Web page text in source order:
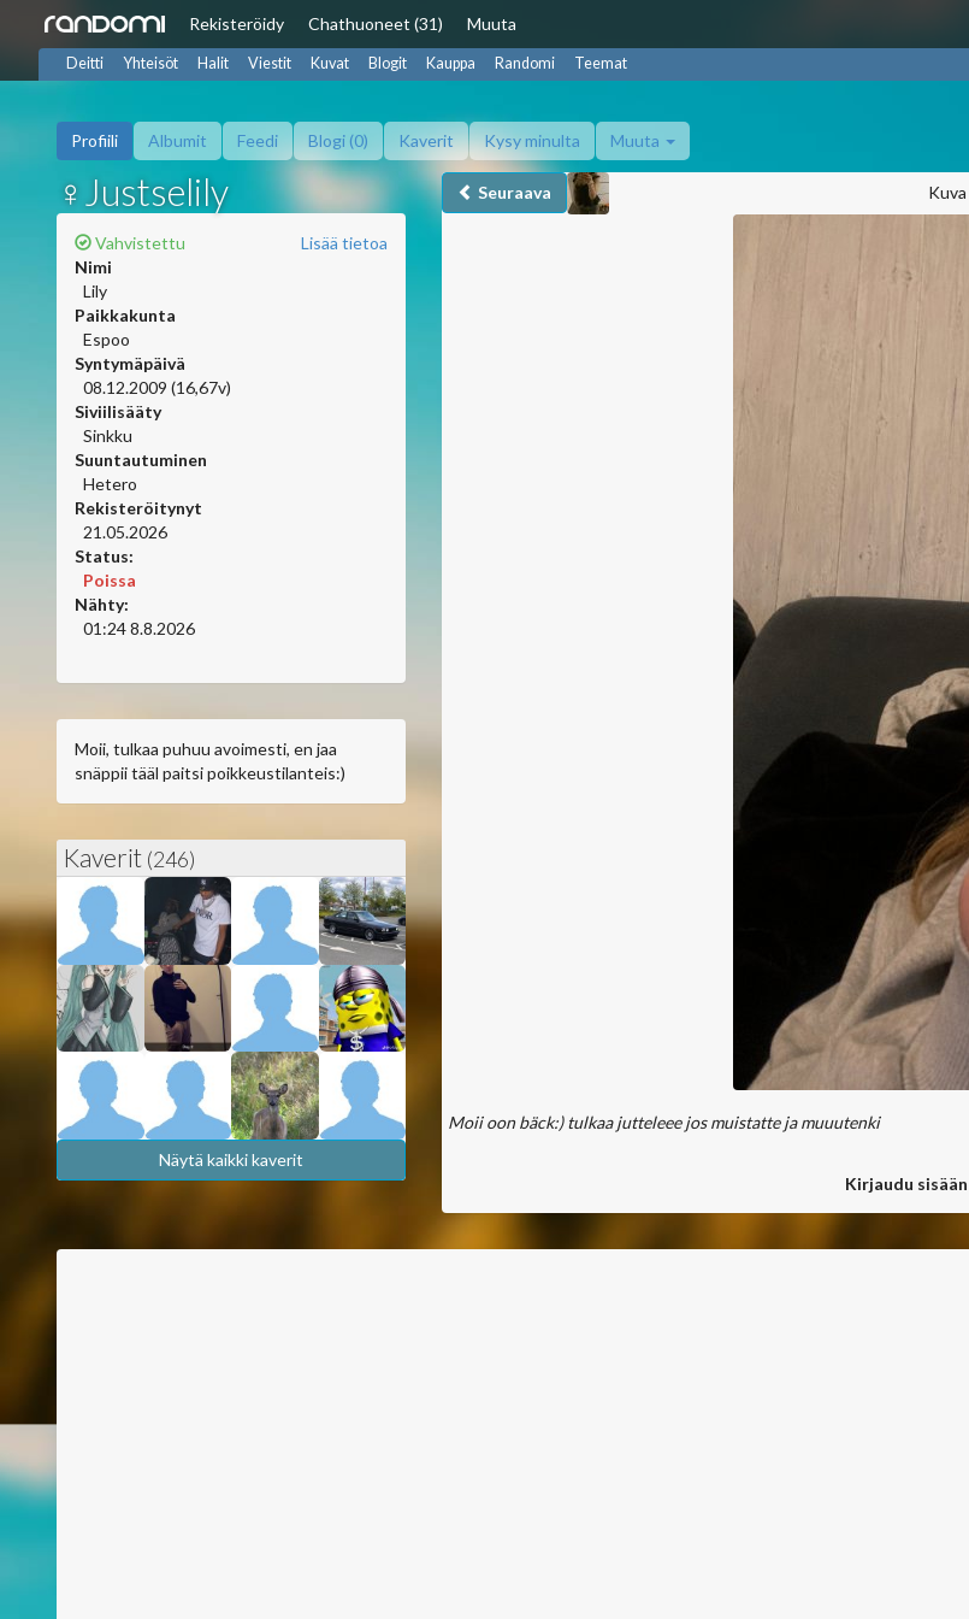
Rekisteröidy Chathuoneet (31) Muuta
Deitti Yhteisöt Halit Viestit Kuvat Blogit Kauppa Randomi Teemat
Profiili Albumit Feedi Blogi (0) Kaverit Kysy minulta Muuta
Seuraava
Moii oon bäck:) tulkaa jutteleee jos muistatte ja muuutenki
Kirjaudu
♀Justselily
Lisää tietoa
Vahvistettu
Nimi
Lily
Paikkakunta
Espoo
Syntymäpäivä
08.12.2009 (16,67v)
Siviilisääty
Sinkku
Suuntautuminen
Hetero
Rekisteröitynyt
21.05.2026
Status:
Poissa
Nähty:
01:24 8.8.2026
Moii, tulkaa puhuu avoimesti, en jaa
snäppii tääl paitsi poikkeustilanteis:)
Kaverit (246)
Näytä kaikki kaverit